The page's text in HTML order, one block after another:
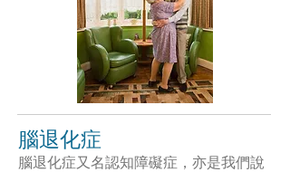
腦退化症
腦退化症又名認知障礙症，亦是我們說